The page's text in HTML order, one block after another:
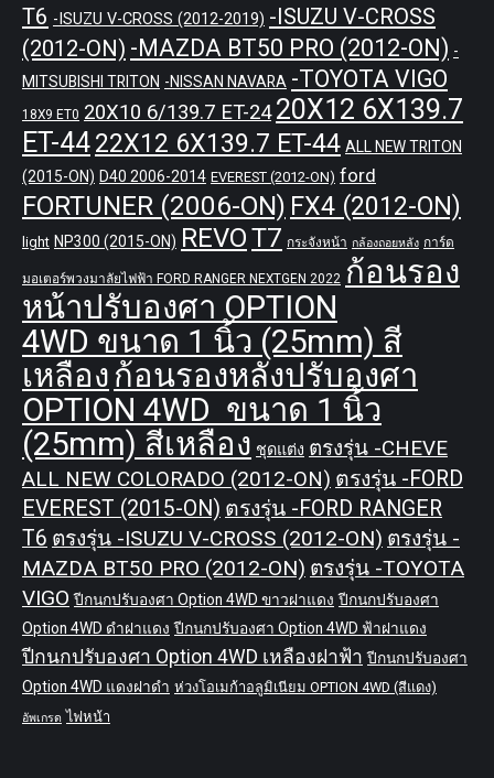
T6 -ISUZU V-CROSS (2012-2019) -ISUZU V-CROSS
(2012-ON) -MAZDA BT50 PRO (2012-ON) -
MITSUBISHI TRITON -NISSAN NAVARA -TOYOTA VIGO
18X9 ET0 20X10 6/139.7 ET-24 20X12 6X139.7
ET-4422X12 6X139.7 ET-44 ALL NEW TRITON
(2015-ON) D40 2006-2014 EVEREST (2012-ON) ford
FORTUNER (2006-ON) FX4 (2012-ON)
light NP300 (2015-ON) REVOT7 กระจังหน้า กล้องถอยหลัง การ์ด
มอเตอร์พวงมาลัยไฟฟ้า FORD RANGER NEXTGEN 2022 ก้อนรอง
หน้าปรับองศา OPTION
4WD ขนาด 1 นิ้ว (25mm) สี
เหลือง ก้อนรองหลังปรับองศา
OPTION 4WD ขนาด 1 นิ้ว
(25mm) สีเหลือง ชุดแต่ง ตรงรุ่น -CHEVE
ALL NEW COLORADO (2012-ON) ตรงรุ่น -FORD
EVEREST (2015-ON) ตรงรุ่น -FORD RANGER
T6 ตรงรุ่น -ISUZU V-CROSS (2012-ON) ตรงรุ่น -
MAZDA BT50 PRO (2012-ON) ตรงรุ่น -TOYOTA
VIGO ปีกนกปรับองศา Option 4WD ขาวฝาแดง ปีกนกปรับองศา
Option 4WD ดำฝาแดง ปีกนกปรับองศา Option 4WD ฟ้าฝาแดง
ปีกนกปรับองศา Option 4WD เหลืองฝาฟ้า ปีกนกปรับองศา
Option 4WD แดงฝาดำ ห่วงโอเมก้าอลูมิเนียม OPTION 4WD (สีแดง)
อัพเกรด ไฟหน้า